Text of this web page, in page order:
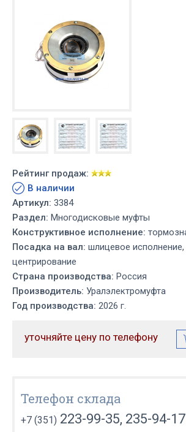
Рейтинг продаж:
В наличии
Артикул: 3384
Раздел: Многодисковые муфты
Конструктивное исполнение:
Посадка на вал: шлицевое исполнение,
центрирование
Страна производства: Россия
Производитель: Уралэлектромуфта
Год производства: 2026 г.
уточняйте цену по телефону
Телефон склада
+7 (351) 223-99-35, 235-94-17